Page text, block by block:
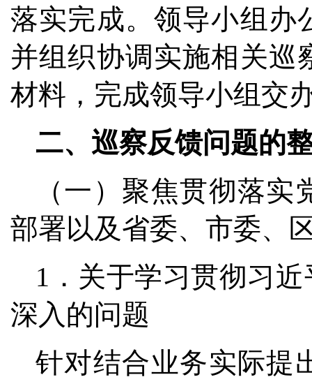
落实完成。领导小组办
并组织协调实施相关巡
材料，完成领导小组交
二、巡察反馈问题的
（一）聚焦贯彻落
部署以及省委、市委、
1．关于学习贯彻习
深入的问题
针对结合业务实际提